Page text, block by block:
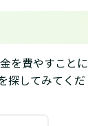
を費やすことに
探してみてくだ